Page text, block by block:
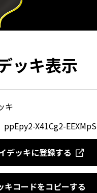
ッキ表示
キ
ppEpy2-X41Cg2-EEXMpS
デッキに登録する
キコードをコピーする